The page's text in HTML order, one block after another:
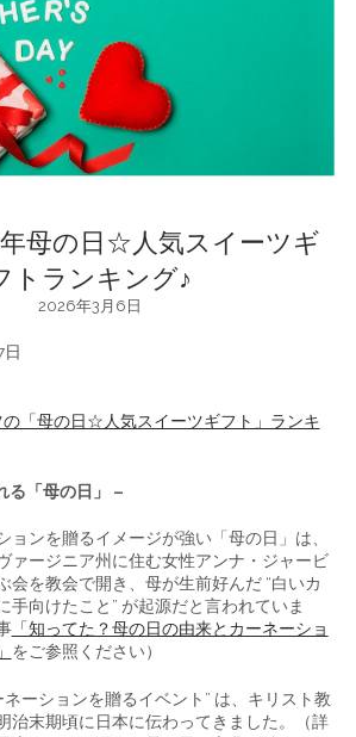
年母の日☆人気スイーツギ
トランキング♪
2026年3月6日
「母の日☆人気スイーツギフト」ランキ
る「母の日」 –
ョンを贈るイメージが強い「母の日」は、
ァージニア州に住む女性アンナ・ジャービ
会を教会で開き、母が生前好んだ “白いカ
手向けたこと” が起源だと言われていま
「知ってた？母の日の由来とカーネーショ
をご参照ください）
ネーションを贈るイベント” は、キリスト教
治末期頃に日本に伝わってきました。（詳